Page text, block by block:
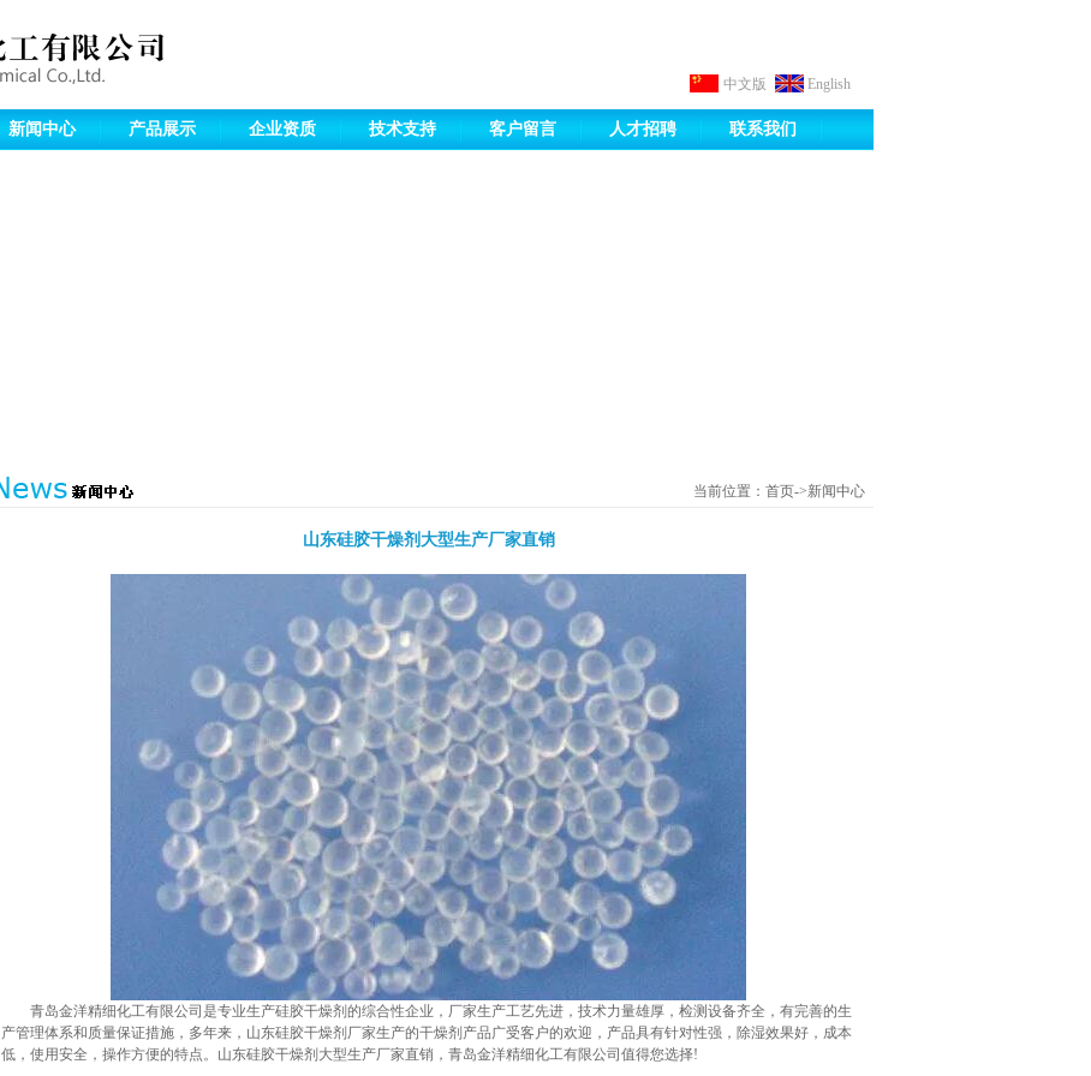
中文版 English
新闻中心 产品展示 企业资质 技术支持 客户留言 人才招聘 联系我们
当前位置：首页->新闻中心
山东硅胶干燥剂大型生产厂家直销
青岛金洋精细化工有限公司是专业生产硅胶干燥剂的综合性企业，厂家生产工艺先进，技术力量雄厚，检测设备齐全，有完善的生
产管理体系和质量保证措施，多年来，山东硅胶干燥剂厂家生产的干燥剂产品广受客户的欢迎，产品具有针对性强，除湿效果好，成本
低，使用安全，操作方便的特点。山东硅胶干燥剂大型生产厂家直销，青岛金洋精细化工有限公司值得您选择!